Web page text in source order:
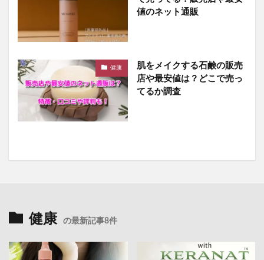
値のネット通販
健康
肌をメイクする石鹸の販売
店や最安値は？どこで売っ
てるか調査
健康 の最新記事8件